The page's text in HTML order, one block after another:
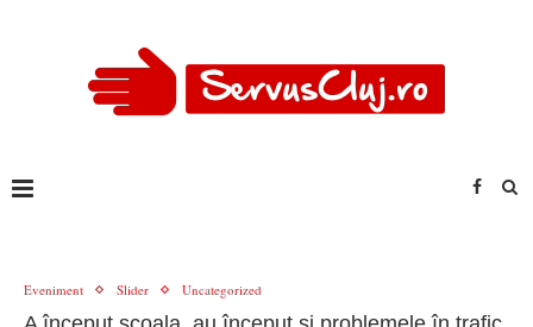
Eveniment Slider Uncategorized